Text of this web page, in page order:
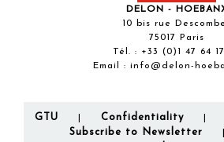
DELON -
10 bis rue
75017 Paris
Tél. : +33 (0)1 47 64
Email : info@delon-
GTU Confidentiality
Subscribe to Newsletter